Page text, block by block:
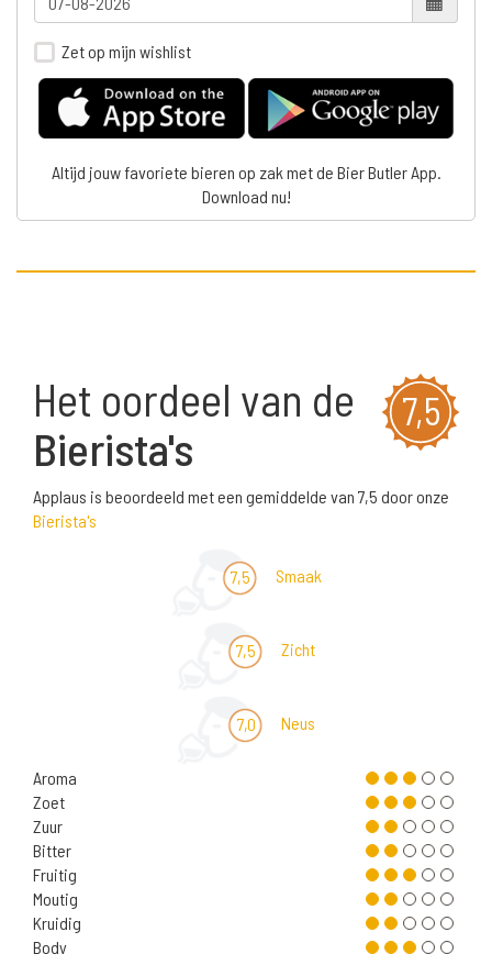
Zet op mijn wishlist
Altijd jouw favoriete bieren op zak met de Bier Butler App.
Download nu!
7,5
Het oordeel van de
Bierista's
Applaus is beoordeeld met een gemiddelde van 7,5 door onze
Bierista's
7,5 Smaak
7,5 Zicht
7,0 Neus
Aroma
Zoet
Zuur
Bitter
Fruitig
Moutig
Kruidig
Body